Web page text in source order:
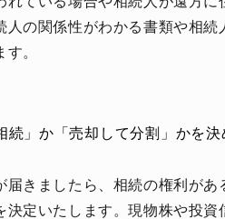
人の関係性がわかる書類や相
。
続」か「売却して分割」かを決
届きましたら、相続の権利が
決定いたします。現物株や投資